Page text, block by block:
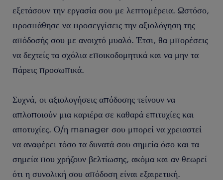
εξετάσουν την εργασία σου με λεπτομέρεια. Ωστόσο,
προσπάθησε να προσεγγίσεις την αξιολόγηση της
απόδοσής σου με ανοιχτό μυαλό. Έτσι, θα μπορέσεις
να δεχτείς τα σχόλια εποικοδομητικά και να μην τα
πάρεις προσωπικά.
Συχνά, οι αξιολογήσεις απόδοσης τείνουν να
απλοποιούν μια καριέρα σε καθαρά επιτυχίες και
αποτυχίες. Ο/η manager σου μπορεί να χρειαστεί
να αναφέρει τόσο τα δυνατά σου σημεία όσο και τα
σημεία που χρήζουν βελτίωσης, ακόμα και αν θεωρεί
ότι η συνολική σου απόδοση είναι εξαιρετική.